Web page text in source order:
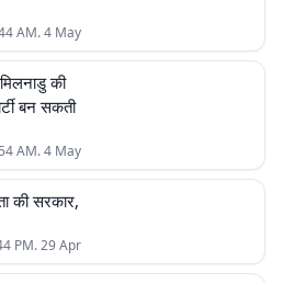
AM. 4 May
की
बन सकती
AM. 4 May
की सरकार,
PM. 29 Apr